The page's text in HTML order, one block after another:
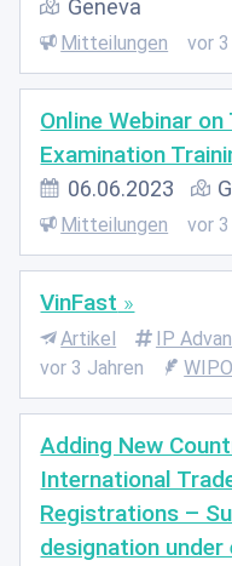
Geneva
Mitteilungen vor
Online Webinar
Examination
06.06.2023
Mitteilungen vor
VinFast
Artikel
IP
vor 3 Jahren
WIPO
Adding New
International
Registrations –
designation under